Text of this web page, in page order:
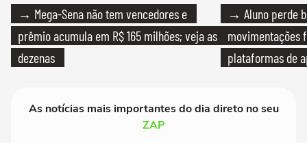
→ Mega-Sena não tem vencedores e
prêmio acumula em R$ 165 milhões; veja as
dezenas
→ Aluno perde
movimentações
plataformas de
As notícias mais importantes do dia direto no seu
ZAP